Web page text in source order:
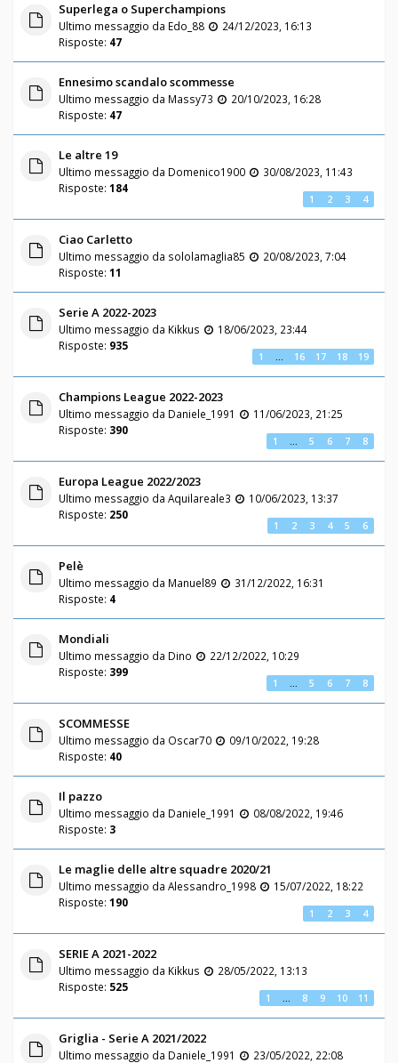
Superlega o Superchampions
Ultimo messaggio da Edo_88
24/12/2023, 16:13
Risposte: 47
Ennesimo scandalo scommesse
Ultimo messaggio da Massy73
20/10/2023, 16:28
Risposte: 47
Le altre 19
Ultimo messaggio da Domenico1900
30/08/2023, 11:43
Risposte: 184
1 2 3 4
Ciao Carletto
Ultimo messaggio da sololamaglia85
20/08/2023, 7:04
Risposte: 11
Serie A 2022-2023
Ultimo messaggio da Kikkus
18/06/2023, 23:44
Risposte: 935
1 … 16 17 18 19
Champions League 2022-2023
Ultimo messaggio da Daniele_1991
11/06/2023, 21:25
Risposte: 390
1 … 5 6 7 8
Europa League 2022/2023
Ultimo messaggio da Aquilareale3
10/06/2023, 13:37
Risposte: 250
1 2 3 4 5 6
Pelè
Ultimo messaggio da Manuel89
31/12/2022, 16:31
Risposte: 4
Mondiali
Ultimo messaggio da Dino
22/12/2022, 10:29
Risposte: 399
1 … 5 6 7 8
SCOMMESSE
Ultimo messaggio da Oscar70
09/10/2022, 19:28
Risposte: 40
Il pazzo
Ultimo messaggio da Daniele_1991
08/08/2022, 19:46
Risposte: 3
Le maglie delle altre squadre 2020/21
Ultimo messaggio da Alessandro_1998
15/07/2022, 18:22
Risposte: 190
1 2 3 4
SERIE A 2021-2022
Ultimo messaggio da Kikkus
28/05/2022, 13:13
Risposte: 525
1 … 8 9 10 11
Griglia - Serie A 2021/2022
Ultimo messaggio da Daniele_1991
23/05/2022, 22:08